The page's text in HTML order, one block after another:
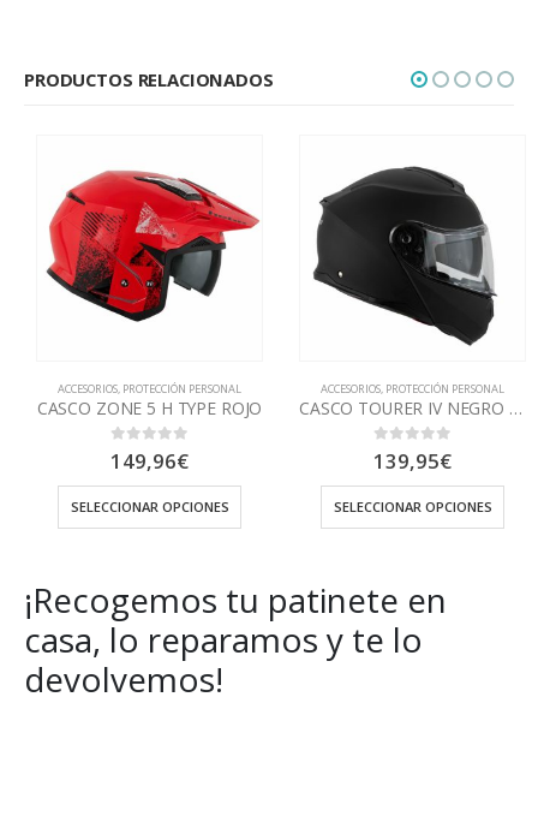
PRODUCTOS RELACIONADOS
ACCESORIOS,PROTECCIÓN PERSONAL
CASCO ZONE 5 H TYPE ROJO
out of 5
149,96€
SELECCIONAR OPCIONES
ACCESORIOS,PROTECCIÓN PERSONAL
CASCO TOURER IV NEGRO MATE
out of 5
139,95€
SELECCIONAR OPCIONES
¡Recogemos tu patinete en
casa, lo reparamos y te lo
devolvemos!